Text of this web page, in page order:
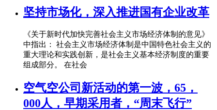
坚持市场化，深入推进国有企业改革
《关于新时代加快完善社会主义市场经济体制的意见》
中指出： 社会主义市场经济体制是中国特色社会主义的
重大理论和实践创新，是社会主义基本经济制度的重要
组成部分。 在社会
空气空公司新活动的第一波，65，
000人，早期采用者，“周末飞行”